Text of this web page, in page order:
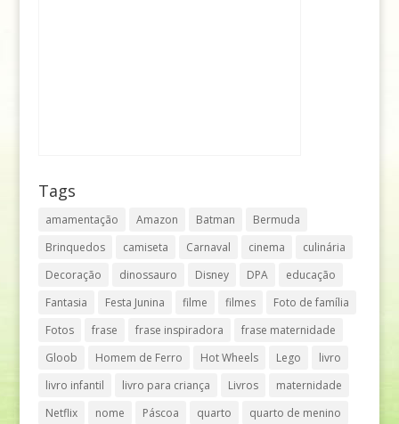
Tags
amamentação Amazon Batman
Bermuda
Brinquedos
camiseta Carnaval cinema
culinária
Decoração
dinossauro Disney DPA
educação
Fantasia
Festa Junina filme filmes
Foto de família
Fotos
frase frase inspiradora
frase maternidade
Gloob
Homem de Ferro Hot Wheels Lego
livro
livro infantil
livro para criança Livros
maternidade
Netflix
nome Páscoa quarto
quarto de menino